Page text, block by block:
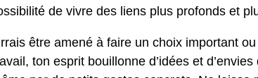
de vivre des liens plus profonds et
être amené à faire un choix important
ton esprit bouillonne d’idées et